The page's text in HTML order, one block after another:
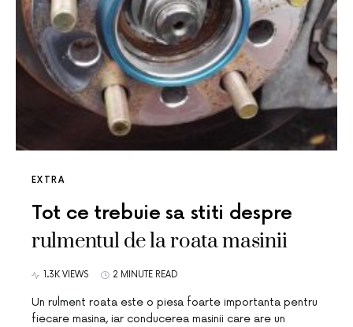
EXTRA
Tot ce trebuie sa stiti despre
rulmentul de la roata masinii
1.3K VIEWS 2 MINUTE READ
Un rulment roata este o piesa foarte importanta pentru
fiecare masina, iar conducerea masinii care are un